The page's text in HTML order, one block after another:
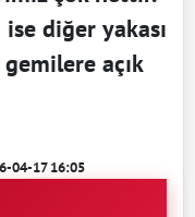
diğer yakası
açık
04-17 16:05